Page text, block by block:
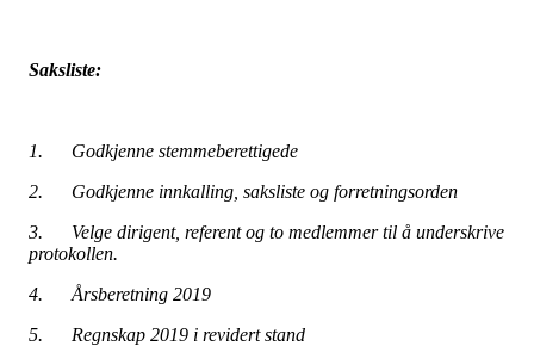
Saksliste:
1. Godkjenne stemmeberettigede
2. Godkjenne innkalling, saksliste og forretningsorden
3. Velge dirigent, referent og to medlemmer til å underskrive
protokollen.
4. Årsberetning 2019
5. Regnskap 2019 i revidert stand